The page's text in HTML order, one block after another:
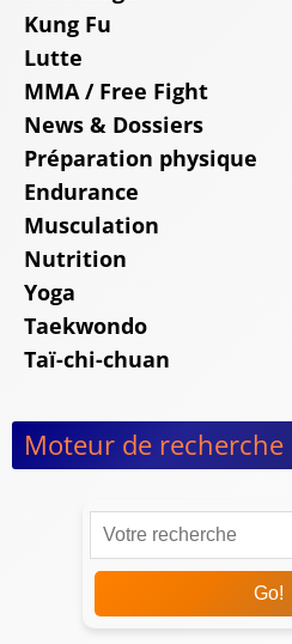
Kung Fu
Lutte
MMA / Free Fight
News & Dossiers
Préparation physique
Endurance
Musculation
Nutrition
Yoga
Taekwondo
Taï-chi-chuan
Moteur de recherche
Go!